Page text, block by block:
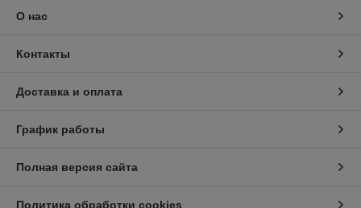
О нас
Контакты
Доставка и оплата
График работы
Полная версия сайта
Политика обработки cookies